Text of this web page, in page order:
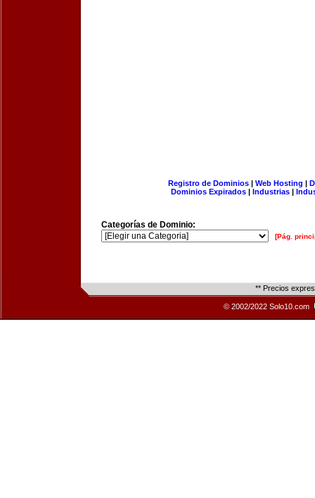
Registro de Dominios| Web Hosting |
Dominios Expirados | Industrias |
Categorías de Dominio:
[Pág.
** Precios
© 2002/2022 Solo10.com